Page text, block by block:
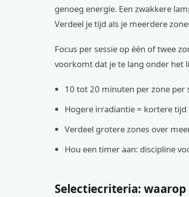
genoeg energie. Een zwakkere
Verdeel je tijd als je meerdere
Focus per sessie op één of twee
voorkomt dat je te lang onder het
10 tot 20 minuten per zone per
Hogere irradiantie = kortere tijd
Verdeel grotere zones over
Hou een timer aan: discipline
Selectiecriteria: